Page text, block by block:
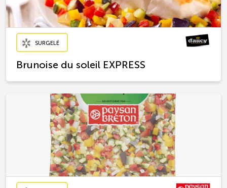
SURGELÉ
Brunoise du soleil EXPRESS